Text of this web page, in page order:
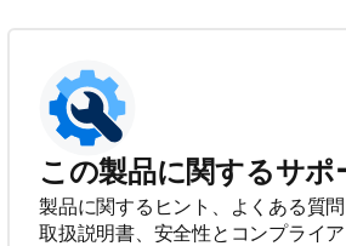
この製品に関するサポ
製品に関するヒント、よくある質問
取扱説明書、安全性とコンプライ